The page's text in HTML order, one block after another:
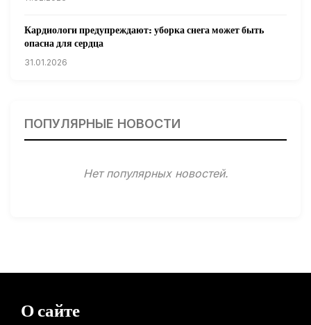
Кардиологи предупреждают: уборка снега может быть
опасна для сердца
31.01.2026
31.01.2026
мобильных телефонов на здоровье
перемещаться между этажами
ПОПУЛЯРНЫЕ НОВОСТИ
Нет популярных новостей.
О сайте